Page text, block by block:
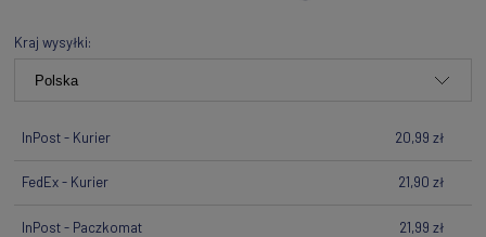
Kraj wysyłki:
InPost - Kurier 20,99 zł
FedEx - Kurier 21,90 zł
InPost - Paczkomat 21,99 zł